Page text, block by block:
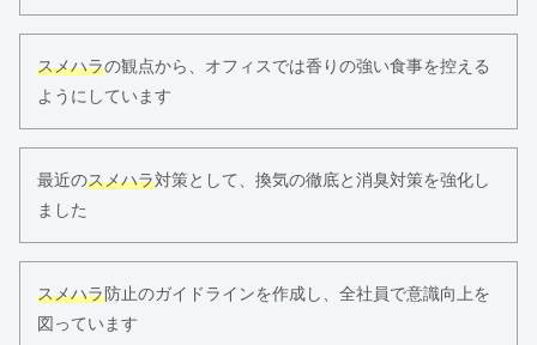
スメハラの観点から、オフィスでは香りの強い食事を控える
ようにしています
最近のスメハラ対策として、換気の徹底と消臭対策を強化し
ました
スメハラ防止のガイドラインを作成し、全社員で意識向上を
図っています